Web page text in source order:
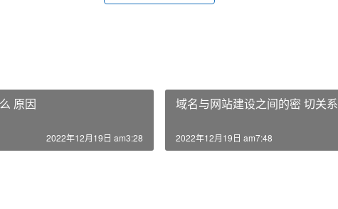
网站建设后打不开是什么 原因
2022年12月19日 am3:28
域名与网站建设之间的密 切关系
2022年12月19日 am7:48